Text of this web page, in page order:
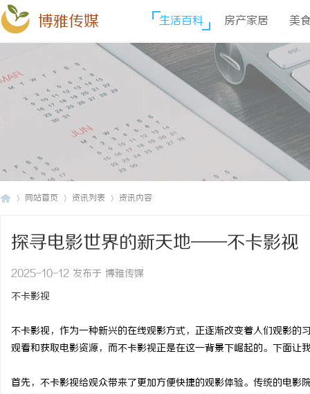
博雅传媒 生活百科 房产家居 美
网站首页 资讯列表 资讯内容
探寻电影世界的新天地——不卡影视
2025-10-12 发布于 博雅传媒
不卡影视
不卡影视，作为一种新兴的在线观影方式，正逐渐改变着人们观影
观看和获取电影资源，而不卡影视正是在这一背景下崛起的。下面让
首先，不卡影视给观众带来了更加方便快捷的观影体验。传统的电